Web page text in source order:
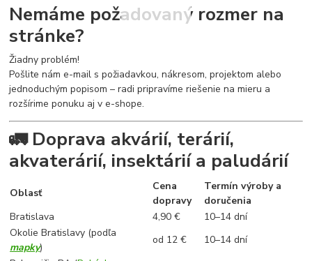
Nemáme požadovaný rozmer na
stránke?
Žiadny problém!
Pošlite nám e-mail s požiadavkou, nákresom, projektom alebo
jednoduchým popisom – radi pripravíme riešenie na mieru a
rozšírime ponuku aj v e-shope.
🚛 Doprava akvárií, terárií,
akvaterárií, insektárií a paludárií
Oblasť
Cena
dopravy
Termín výroby a
doručenia
Bratislava
4,90 €
10–14 dní
Okolie Bratislavy (podľa
mapky)
od 12 €
10–14 dní